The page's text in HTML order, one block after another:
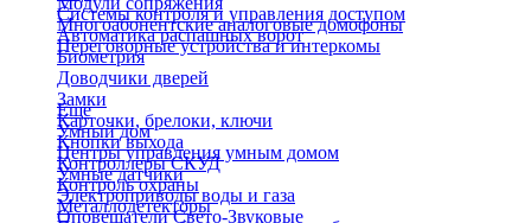
Многоабонентские аналоговые домофоны
Переговорные устройства и интеркомы
Системы контроля и управления доступом
Автоматика распашных ворот
Биометрия
Доводчики дверей
Замки
Карточки, брелоки, ключи
Кнопки выхода
Контроллеры СКУД
Контроль охраны
Металлодетекторы
Еще
Умный дом
Центры управления умным домом
Умные датчики
Электроприводы воды и газа
Оповещатели Свето-Звуковые